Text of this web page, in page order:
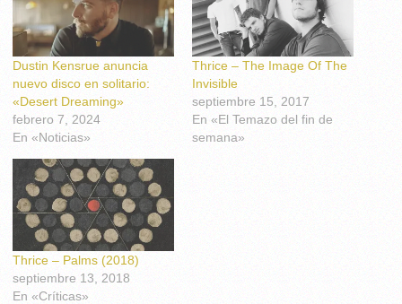
Dustin Kensrue anuncia
nuevo disco en solitario:
«Desert Dreaming»
febrero 7, 2024
En «Noticias»
Thrice – The Image Of The
Invisible
septiembre 15, 2017
En «El Temazo del fin de
semana»
Thrice – Palms (2018)
septiembre 13, 2018
En «Críticas»